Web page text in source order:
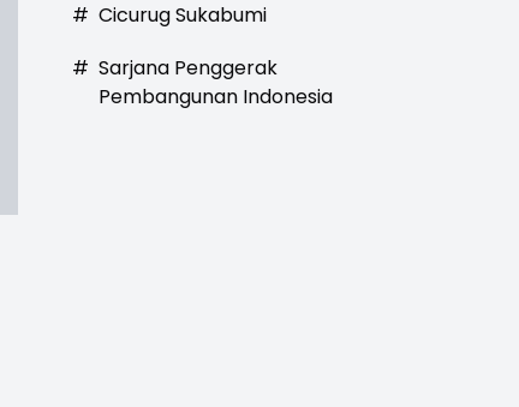
# Cicurug Sukabumi
# Sarjana Penggerak
Pembangunan Indonesia